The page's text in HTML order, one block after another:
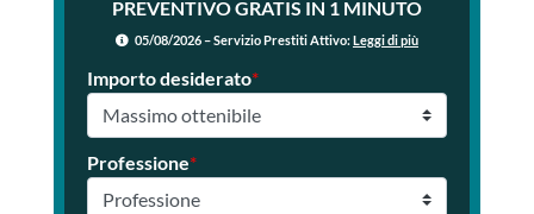
PREVENTIVO GRATIS IN 1 MINUTO
05/08/2026 – Servizio Prestiti Attivo:Leggi di più
Importo desiderato*
Professione*